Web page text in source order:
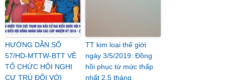
HƯỚNG DẪN SỐ
57/HD-MTTW-BTT VỀ
TỔ CHỨC HỘI NGHỊ
CƯ TRÚ ĐỐI VỚI
TT kim loại thế giới
ngày 3/5/2019: Đồng
hồi phục từ mức thấp
nhất 2,5 tháng